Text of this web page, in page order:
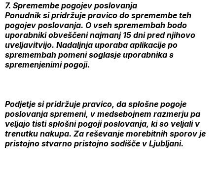
7. Spremembe pogojev poslovanja
Ponudnik si pridržuje pravico do spremembe teh
pogojev poslovanja. O vseh spremembah bodo
uporabniki obveščeni najmanj 15 dni pred njihovo
uveljavitvijo. Nadaljnja uporaba aplikacije po
spremembah pomeni soglasje uporabnika s
spremenjenimi pogoji.
Podjetje si pridržuje pravico, da splošne pogoje
poslovanja spremeni, v medsebojnem razmerju pa
veljajo tisti splošni pogoji poslovanja, ki so veljali v
trenutku nakupa. Za reševanje morebitnih sporov je
pristojno stvarno pristojno sodišče v Ljubljani.